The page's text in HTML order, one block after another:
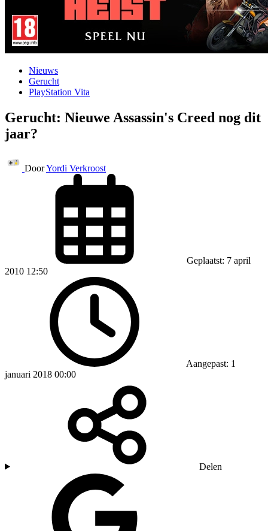
Nieuws
Gerucht
PlayStation Vita
Gerucht: Nieuwe Assassin's Creed nog dit
jaar?
DoorYordi Verkroost
Geplaatst: 7 april
2010 12:50
Aangepast: 1
januari 2018 00:00
Delen